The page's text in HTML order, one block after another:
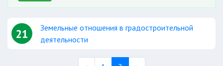
21
Земельные отношения в градостроительной
деятельности